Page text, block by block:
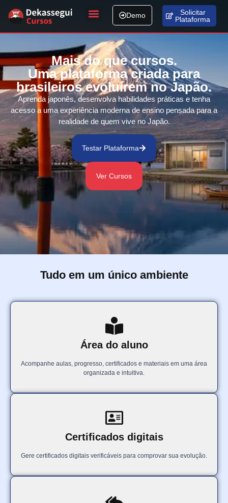
Demo
Solicitar
Plataforma
Mais do que cursos.
Uma plataforma criada para
brasileiros evoluírem no Japão.
Aprenda japonês, desenvolva habilidades práticas e tenha
acesso a uma experiência moderna de ensino pensada para a
realidade de quem vive no Japão.
Testar Plataforma
Ver Cursos
Tudo em um único ambiente
Área do aluno
Acompanhe aulas, progresso, certificados e materiais em uma área
organizada e intuitiva.
Certificados digitais
Gere certificados digitais verificáveis para comprovar sua evolução.